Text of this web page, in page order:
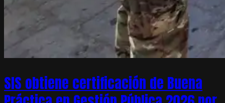
SIS obtiene certificación de Buena